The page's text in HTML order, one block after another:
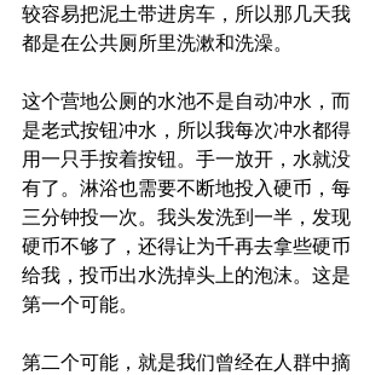
较容易把泥土带进房车，所以那几天我
都是在公共厕所里洗漱和洗澡。
这个营地公厕的水池不是自动冲水，而
是老式按钮冲水，所以我每次冲水都得
用一只手按着按钮。手一放开，水就没
有了。淋浴也需要不断地投入硬币，每
三分钟投一次。我头发洗到一半，发现
硬币不够了，还得让为千再去拿些硬币
给我，投币出水洗掉头上的泡沫。这是
第一个可能。
第二个可能，就是我们曾经在人群中摘